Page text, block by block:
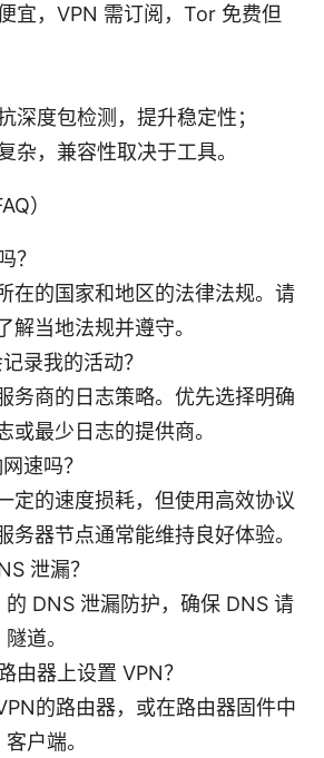
宜，VPN 需订阅，Tor 免费但
深度包检测，提升稳定性；
杂，兼容性取决于工具。
）
？
在的国家和地区的法律法规。请
解当地法规并遵守。
录我的活动？
务商的日志策略。优先选择明确
或最少日志的提供商。
速吗？
定的速度损耗，但使用高效协议
务器节点通常能维持良好体验。
泄漏？
的 DNS 泄漏防护，确保 DNS 请
道。
由器上设置 VPN？
的路由器，或在路由器固件中
户端。